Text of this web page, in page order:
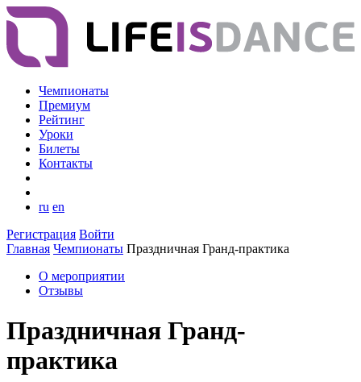
Чемпионаты
Премиум
Рейтинг
Уроки
Билеты
Контакты
ru en
Регистрация Войти
Главная Чемпионаты Праздничная Гранд-практика
О мероприятии
Отзывы
Праздничная Гранд-
практика